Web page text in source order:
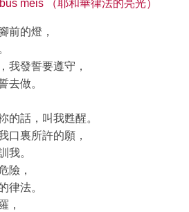
meis （耶和華律法的亮光）
前的燈，
我發誓要遵守，
去做。
的話，叫我甦醒。
口裏所許的願，
我。
險，
律法。
，